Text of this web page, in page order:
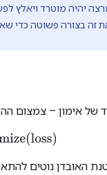
מוטרד ויאלץ
זה בצורה פשוטה כדי
של אימון – צמצום
האובדן נוטים